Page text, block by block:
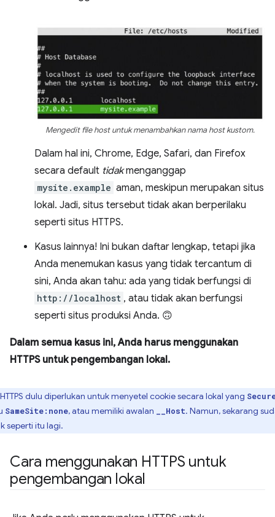
Mengedit file host untuk menambahkan nama host kustom.
Dalam hal ini, Chrome, Edge, Safari, dan Firefox
secara default tidakmenganggap
mysite.example aman, meskipun merupakan situs
lokal. Jadi, situs tersebut tidak akan berperilaku
seperti situs HTTPS.
Kasus lainnya! Ini bukan daftar lengkap, tetapi jika
Anda menemukan kasus yang tidak tercantum di
sini, Anda akan tahu: ada yang tidak berfungsi di
http://localhost , atau tidak akan berfungsi
seperti situs produksi Anda. 🙃
Dalam semua kasus ini, Anda harus menggunakan
HTTPS untuk pengembangan lokal.
HTTPS dulu diperlukan untuk menyetel cookie secara lokal yang
SameSite:none, atau memiliki awalan __Host. Namun, sekarang
seperti itu lagi.
Cara menggunakan HTTPS untuk
pengembangan lokal